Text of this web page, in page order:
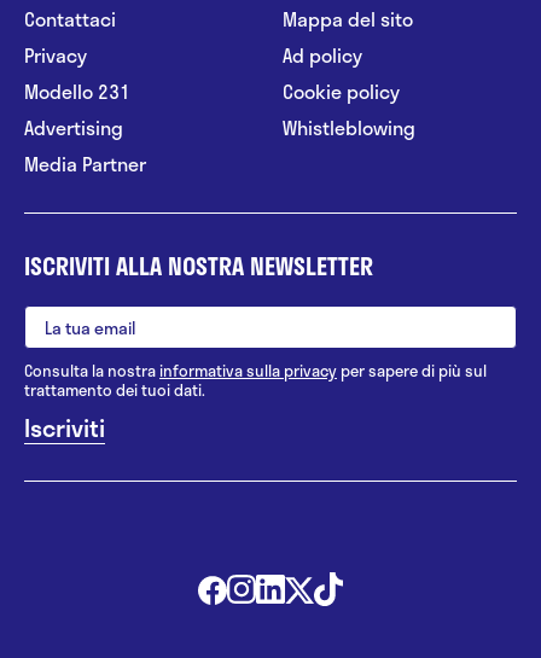
Contattaci
Privacy
Modello 231
Advertising
Media Partner
Mappa del sito
Ad policy
Cookie policy
Whistleblowing
ISCRIVITI ALLA NOSTRA NEWSLETTER
Consulta la nostrainformativa sulla privacy per sapere di più sul
trattamento dei tuoi dati.